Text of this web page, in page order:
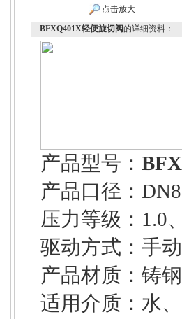
点击放大
BFXQ401X轻便旋切阀的详细资料：
产品型号：
产品口径：
压力等级：1.0
驱动方式：手
产品材质：铸
适用介质：水